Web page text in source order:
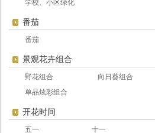
学校、小区绿化
番茄
番茄
景观花卉组合
野花组合
向日葵组合
单品炫彩组合
开花时间
五一
十一